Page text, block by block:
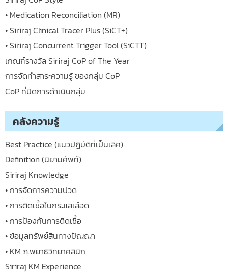
• Medication Reconciliation (MR)
• Siriraj Clinical Tracer Plus (SiCT+)
• Siriraj Concurrent Trigger Tool (SiCTT)
เกณฑ์รางวัล Siriraj CoP of The Year
การจัดทำสาระความรู้ ของกลุ่ม CoP
CoP ที่ปิดการดำเนินกลุ่ม
คลังความรู้
Best Practice (แนวปฏิบัติที่เป็นเลิศ)
Definition (นิยามศัพท์)
Siriraj Knowledge
• การจัดการความปวด
• การติดเชื้อในกระแสเลือด
• การป้องกันการติดเชื้อ
• ข้อมูลทรัพย์สินทางปัญญา
• KM ภ.พยาธิวิทยาคลินิก
Siriraj KM Experience